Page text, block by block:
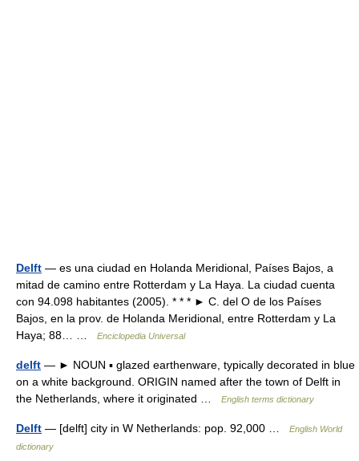
Delft — es una ciudad en Holanda Meridional, Países Bajos, a
mitad de camino entre Rotterdam y La Haya. La ciudad cuenta
con 94.098 habitantes (2005). * * * ► C. del O de los Países
Bajos, en la prov. de Holanda Meridional, entre Rotterdam y La
Haya; 88… …
Enciclopedia Universal
delft — ► NOUN ▪ glazed earthenware, typically decorated in blue
on a white background. ORIGIN named after the town of Delft in
the Netherlands, where it originated …
English terms dictionary
Delft — [delft] city in W Netherlands: pop. 92,000 …
English World
dictionary